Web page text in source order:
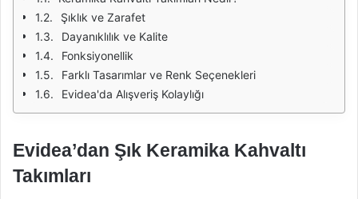
Şıklık ve Zarafet
Dayanıklılık ve Kalite
Fonksiyonellik
Farklı Tasarımlar ve Renk Seçenekleri
Evidea'da Alışveriş Kolaylığı
Evidea’dan Şık Keramika Kahvaltı
Takımları